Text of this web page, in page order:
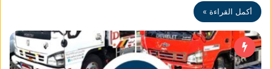
أكمل القراءة »